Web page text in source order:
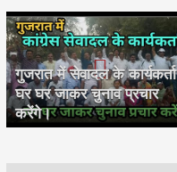
गुजरात में सेवादल के कार्यकर्ता
घर घर जाकर चुनाव प्रचार
करेंगे।